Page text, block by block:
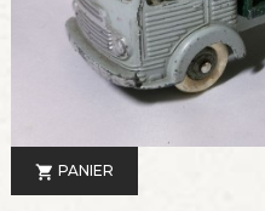
 PANIER